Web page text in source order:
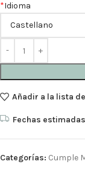
*Idioma
Añadir a la lista
Fechas
Categorías: Cumple